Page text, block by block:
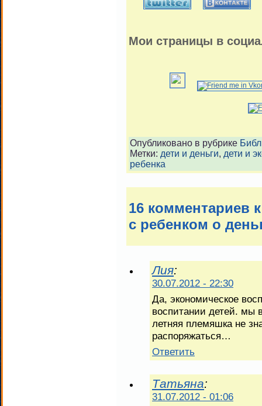
Мои страницы в
Опубликовано в рубрике
Метки: дети и деньги, дети и
ребенка
16 комментариев
с ребенком о
Лия:
30.07.2012 - 22:30
Да, экономическое
воспитании детей. мы
летняя племяшка не
распоряжаться…
Ответить
Татьяна:
31.07.2012 - 01:06